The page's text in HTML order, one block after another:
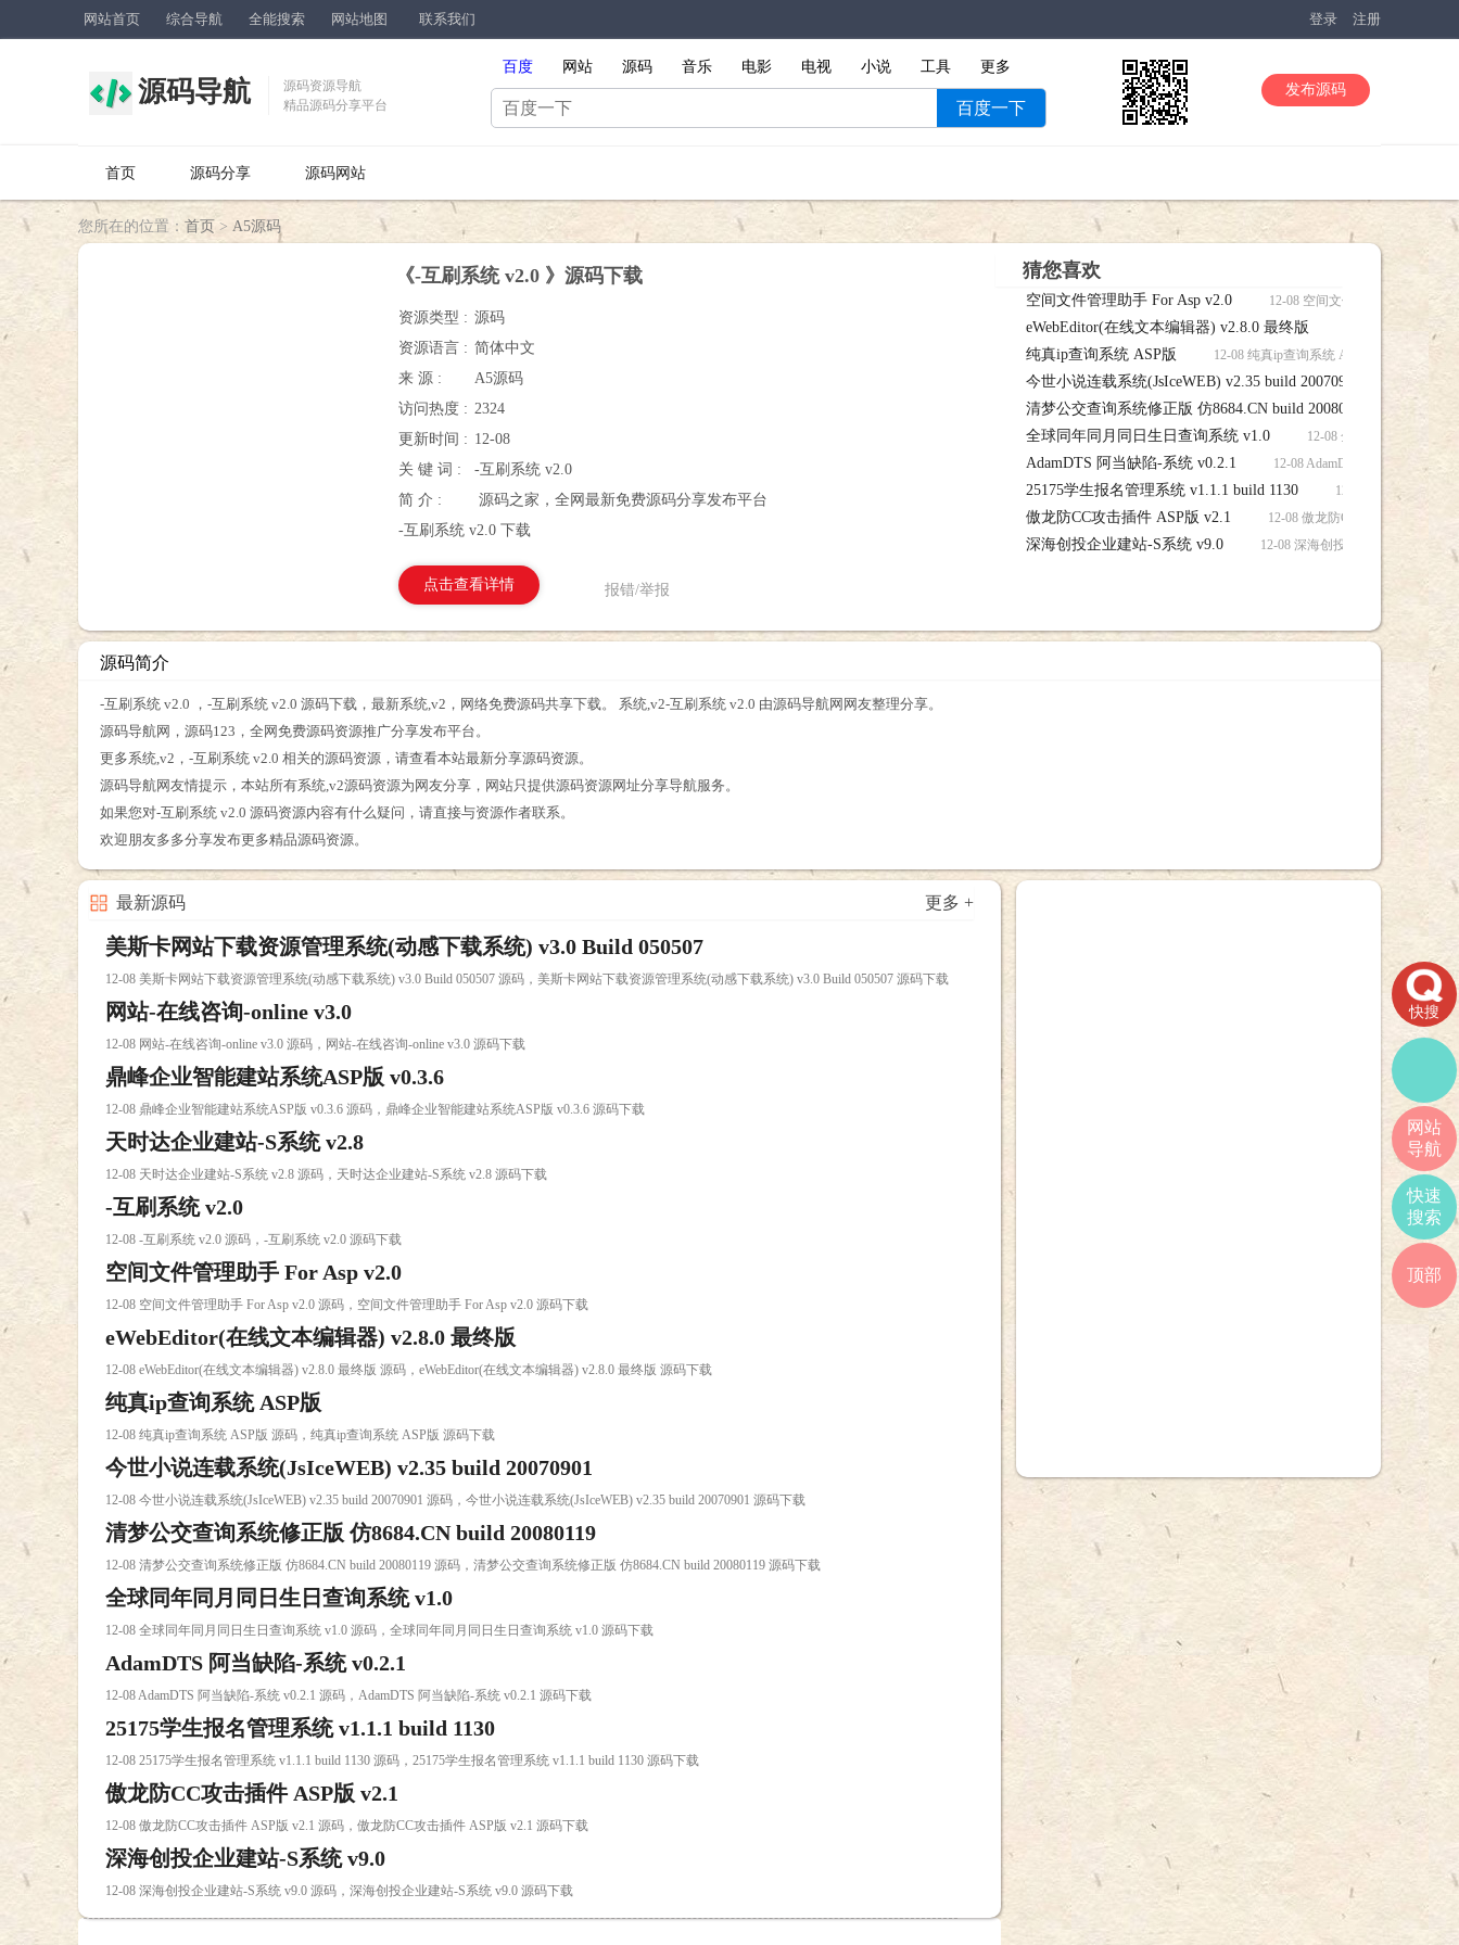
网站首页 综合导航 全能搜索 网站地图 联系我们 登录 注册
源码导航
源码资源导航
精品源码分享平台
百度 网站 源码 音乐 电影 电视 小说 工具 更多
百度一下
发布源码
首页 源码分享 源码网站
您所在的位置： 首页 > A5源码
《-互刷系统 v2.0 》源码下载
资源类型 : 源码
资源语言 : 简体中文
来 源 :
A5源码
访问热度 : 2324
更新时间 : 12-08
关 键 词 :
-互刷系统 v2.0
简 介 :
源码之家，全网最新免费源码分享发布平台
-互刷系统 v2.0 下载
点击查看详情 报错/举报
猜您喜欢
空间文件管理助手 For Asp v2.0 12-08 空间文件管理助手 For
eWebEditor(在线文本编辑器) v2.8.0 最终版 12-08
终版 源码下载
纯真ip查询系统 ASP版 12-08 纯真ip查询系统 ASP版 源码，纯真
今世小说连载系统(JsIceWEB) v2.35 build 20070901
(JsIceWEB) v2.35 build 20070901 源码下载
清梦公交查询系统修正版 仿8684.CN build 20080119
修正版 仿8684.CN build 20080119 源码下载
全球同年同月同日生日查询系统 v1.0 12-08 全球同年同月同日
AdamDTS 阿当缺陷-系统 v0.2.1 12-08 AdamDTS 阿当缺陷-系统
25175学生报名管理系统 v1.1.1 build 1130 12-08 25175学生报
源码下载
傲龙防CC攻击插件 ASP版 v2.1 12-08 傲龙防CC攻击插件 ASP
深海创投企业建站-S系统 v9.0 12-08 深海创投企业建站-S系统
源码简介
-互刷系统 v2.0 ，-互刷系统 v2.0 源码下载，最新系统,v2，网络免费源码共享下载。 系统,v2-互刷系统 v2.0 由源码导航网网友整理分享。
源码导航网，源码123，全网免费源码资源推广分享发布平台。
更多系统,v2，-互刷系统 v2.0 相关的源码资源，请查看本站最新分享源码资源。
源码导航网友情提示，本站所有系统,v2源码资源为网友分享，网站只提供源码资源网址分享导航服务。
如果您对-互刷系统 v2.0 源码资源内容有什么疑问，请直接与资源作者联系。
欢迎朋友多多分享发布更多精品源码资源。
最新源码 更多 +
美斯卡网站下载资源管理系统(动感下载系统) v3.0 Build 050507
12-08 美斯卡网站下载资源管理系统(动感下载系统) v3.0 Build 050507 源码，美斯卡网站下载资源管理系统(动感下载系统) v3.0 Build 050507 源码下载
网站-在线咨询-online v3.0
12-08 网站-在线咨询-online v3.0 源码，网站-在线咨询-online v3.0 源码下载
鼎峰企业智能建站系统ASP版 v0.3.6
12-08 鼎峰企业智能建站系统ASP版 v0.3.6 源码，鼎峰企业智能建站系统ASP版 v0.3.6 源码下载
天时达企业建站-S系统 v2.8
12-08 天时达企业建站-S系统 v2.8 源码，天时达企业建站-S系统 v2.8 源码下载
-互刷系统 v2.0
12-08 -互刷系统 v2.0 源码，-互刷系统 v2.0 源码下载
空间文件管理助手 For Asp v2.0
12-08 空间文件管理助手 For Asp v2.0 源码，空间文件管理助手 For Asp v2.0 源码下载
eWebEditor(在线文本编辑器) v2.8.0 最终版
12-08 eWebEditor(在线文本编辑器) v2.8.0 最终版 源码，eWebEditor(在线文本编辑器) v2.8.0 最终版 源码下载
纯真ip查询系统 ASP版
12-08 纯真ip查询系统 ASP版 源码，纯真ip查询系统 ASP版 源码下载
今世小说连载系统(JsIceWEB) v2.35 build 20070901
12-08 今世小说连载系统(JsIceWEB) v2.35 build 20070901 源码，今世小说连载系统(JsIceWEB) v2.35 build 20070901 源码下载
清梦公交查询系统修正版 仿8684.CN build 20080119
12-08 清梦公交查询系统修正版 仿8684.CN build 20080119 源码，清梦公交查询系统修正版 仿8684.CN build 20080119 源码下载
全球同年同月同日生日查询系统 v1.0
12-08 全球同年同月同日生日查询系统 v1.0 源码，全球同年同月同日生日查询系统 v1.0 源码下载
AdamDTS 阿当缺陷-系统 v0.2.1
12-08 AdamDTS 阿当缺陷-系统 v0.2.1 源码，AdamDTS 阿当缺陷-系统 v0.2.1 源码下载
25175学生报名管理系统 v1.1.1 build 1130
12-08 25175学生报名管理系统 v1.1.1 build 1130 源码，25175学生报名管理系统 v1.1.1 build 1130 源码下载
傲龙防CC攻击插件 ASP版 v2.1
12-08 傲龙防CC攻击插件 ASP版 v2.1 源码，傲龙防CC攻击插件 ASP版 v2.1 源码下载
深海创投企业建站-S系统 v9.0
12-08 深海创投企业建站-S系统 v9.0 源码，深海创投企业建站-S系统 v9.0 源码下载
快搜
网站
导航
快速
搜索
顶部